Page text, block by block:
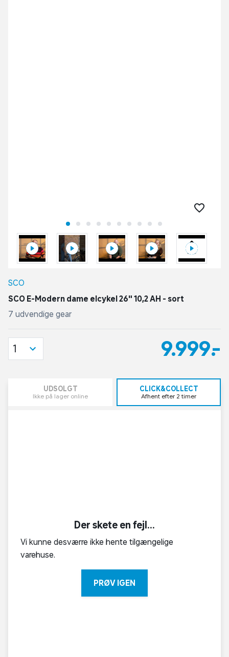
SCO
SCO E-Modern dame elcykel 26" 10,2 AH - sort
7 udvendige gear
9.999,-
1
UDSOLGT
Ikke på lager online
CLICK&COLLECT
Afhent efter 2 timer
Der skete en fejl...
Vi kunne desværre ikke hente tilgængelige
varehuse.
PRØV IGEN